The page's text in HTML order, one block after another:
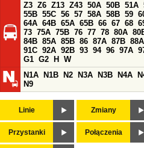
Z3 Z6 Z13 Z43 50A 50B 51A
55B 55C 56 57 58A 58B 59
64A 64B 65A 65B 66 67 68
73 75A 75B 76 77 78 80A
84B 85A 85B 86 87A 87B 88A
91C 92A 92B 93 94 96 97A
G1 G2 H
W
N1A
N1B N2 N3A N3B N4A
N9
Linie Zmiany
Przystanki Połączenia